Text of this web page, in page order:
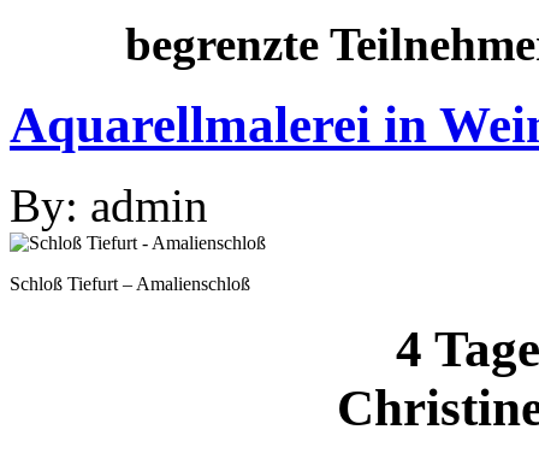
begrenzte
Aquarellmalerei in
By: admin
Schloß Tiefurt – Amalienschloß
4